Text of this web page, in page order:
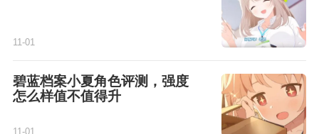
11-01
碧蓝档案小夏角色评测，强度
怎么样值不值得升
11-01